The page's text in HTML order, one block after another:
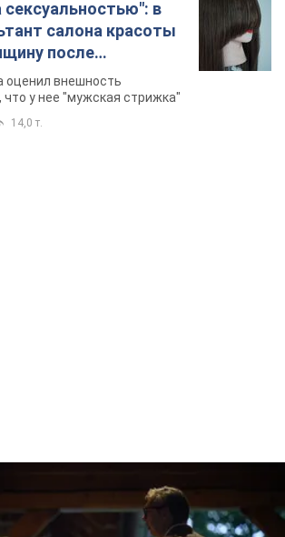
прибыл в Сербию:
встреча с Вучичем и не только.
государства в Белград